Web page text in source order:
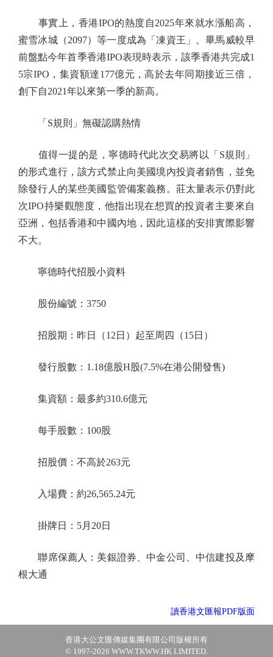
事實上，香港IPO的熱度自2025年來就水漲船高，
蜜雪冰城（2097）等一度成為「凍資王」。畢馬威較早
前盤點今年首季香港IPO表現時表示，該季香港共完成1
5宗IPO，集資額達177億元，高於去年同期接近三倍，
創下自2021年以來第一季的新高。
「S規則」無礙認購熱情
值得一提的是，寧德時代此次交易將以「S規則」
的形式進行，該方式禁止向美國境內投資者銷售，並免
除發行人的某些美國監管備案義務。莊太量表示仍對此
次IPO持樂觀態度，他指出現在想買的投資者主要來自
亞洲，包括香港和中國內地，因此這樣的安排實際影響
不大。
寧德時代招股小資料
股份編號：3750
招股期：昨日（12日）起至周四（15日）
發行股數：1.18億股H股(7.5%在港公開發售)
集資額：最多約310.6億元
每手股數：100股
招股價：不高於263元
入場費：約26,565.24元
掛牌日：5月20日
聯席保薦人：美銀證券、中金公司、中信建投及摩
根大通
讀香港文匯報PDF版面
香港大公文匯傳媒集團有限公司版權所有
© 1997-2026 WWW.TKWW.HK LIMITED.